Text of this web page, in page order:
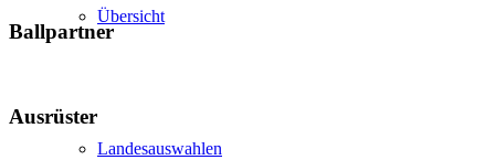
Übersicht
Landesauswahlen
Ballpartner
Ausrüster